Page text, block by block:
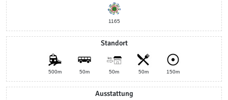
1165
Standort
500m 50m 50m 50m 150m
Ausstattung